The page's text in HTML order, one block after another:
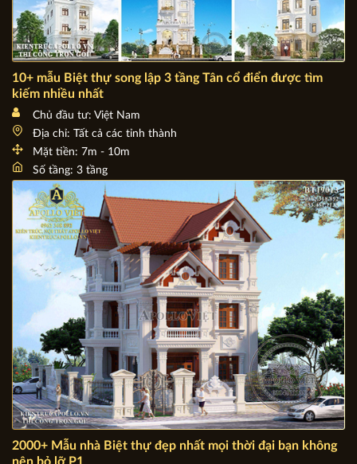
10+ mẫu Biệt thự song lập 3 tầng Tân cổ điển được tìm
kiếm nhiều nhất
Chủ đầu tư: Việt Nam
Địa chỉ: Tất cả các tỉnh thành
Mặt tiền: 7m - 10m
Số tầng: 3 tầng